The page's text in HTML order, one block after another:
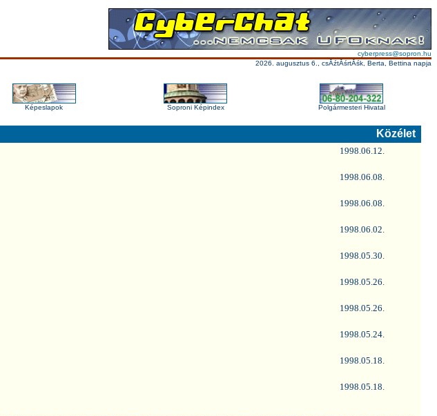
cyberpress@sopron.hu
2026. augusztus 6., csĂźtĂśrtĂśk, Berta, Bettina napja
Képeslapok Soproni Képindex Polgármesteri Hivatal
Közélet
1998.06.12.
1998.06.08.
1998.06.08.
1998.06.02.
1998.05.30.
1998.05.26.
1998.05.26.
1998.05.24.
1998.05.18.
1998.05.18.